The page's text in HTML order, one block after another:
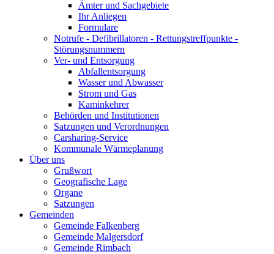
Ämter und Sachgebiete
Ihr Anliegen
Formulare
Notrufe - Defibrillatoren - Rettungstreffpunkte -
Störungsnummern
Ver- und Entsorgung
Abfallentsorgung
Wasser und Abwasser
Strom und Gas
Kaminkehrer
Behörden und Institutionen
Satzungen und Verordnungen
Carsharing-Service
Kommunale Wärmeplanung
Über uns
Grußwort
Geografische Lage
Organe
Satzungen
Gemeinden
Gemeinde Falkenberg
Gemeinde Malgersdorf
Gemeinde Rimbach